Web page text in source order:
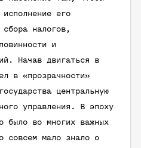
исполнение его
сбора налогов,
и
Начав двигаться в
в «прозрачности»
центральную
управления. В эпоху
было во многих важных
совсем мало знало о